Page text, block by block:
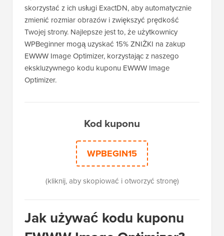
skorzystać z ich usługi ExactDN, aby automatycznie
zmienić rozmiar obrazów i zwiększyć prędkość
Twojej strony. Najlepsze jest to, że użytkownicy
WPBeginner mogą uzyskać 15% ZNIŻKI na zakup
EWWW Image Optimizer, korzystając z naszego
ekskluzywnego kodu kuponu EWWW Image
Optimizer.
Kod kuponu
WPBEGIN15
(kliknij, aby skopiować i otworzyć stronę)
Jak używać kodu kuponu